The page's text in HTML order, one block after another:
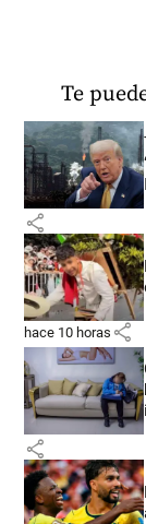
Te
share
hace 10 horas share
share